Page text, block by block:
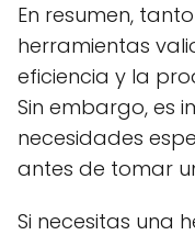
En resumen,
herramientas
eficiencia y la
Sin embargo, es
necesidades
antes de tomar
Si necesitas una